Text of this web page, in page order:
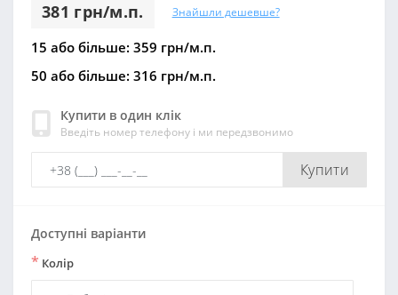
381 грн/м.п. Знайшли дешевше?
15 або більше: 359 грн/м.п.
50 або більше: 316 грн/м.п.
Купити в один клік
Введіть номер телефону і ми передзвонимо
Купити
Доступні варіанти
* Колір